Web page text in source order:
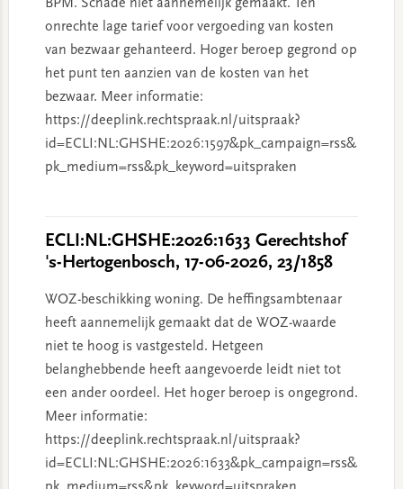
BPM. Schade niet aannemelijk gemaakt. Ten
onrechte lage tarief voor vergoeding van kosten
van bezwaar gehanteerd. Hoger beroep gegrond op
het punt ten aanzien van de kosten van het
bezwaar. Meer informatie:
https://deeplink.rechtspraak.nl/uitspraak?
id=ECLI:NL:GHSHE:2026:1597&pk_campaign=rss&
pk_medium=rss&pk_keyword=uitspraken
ECLI:NL:GHSHE:2026:1633 Gerechtshof
's-Hertogenbosch, 17-06-2026, 23/1858
WOZ-beschikking woning. De heffingsambtenaar
heeft aannemelijk gemaakt dat de WOZ-waarde
niet te hoog is vastgesteld. Hetgeen
belanghebbende heeft aangevoerde leidt niet tot
een ander oordeel. Het hoger beroep is ongegrond.
Meer informatie:
https://deeplink.rechtspraak.nl/uitspraak?
id=ECLI:NL:GHSHE:2026:1633&pk_campaign=rss&